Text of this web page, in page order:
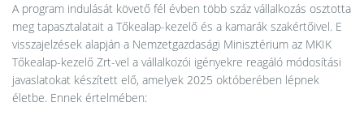
A program indulását követő fél évben több száz vállalkozás osztotta
meg tapasztalatait a Tőkealap-kezelő és a kamarák szakértőivel. E
visszajelzések alapján a Nemzetgazdasági Minisztérium az MKIK
Tőkealap-kezelő Zrt-vel a vállalkozói igényekre reagáló módosítási
javaslatokat készített elő, amelyek 2025 októberében lépnek
életbe. Ennek értelmében: